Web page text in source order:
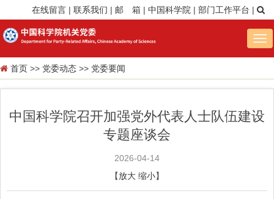
在线留言 | 联系我们 | 邮 箱 | 中国科学院 | 部门工作平台 |
首页 >> 党委动态 >> 党委要闻
中国科学院召开加强党外代表人士队伍建设
专题座谈会
2026-04-14
【放大 缩小】